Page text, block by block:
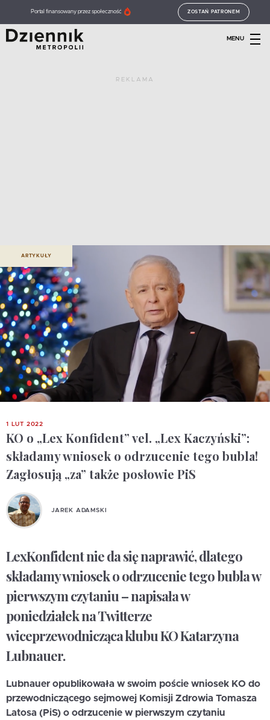
Portal finansowany przez społeczność ZOSTAŃ PATRONEM
MENU
REKLAMA
ARTYKUŁY
1 LUT 2022
KO o „Lex Konfident” vel. „Lex Kaczyński”:
składamy wniosek o odrzucenie tego bubla!
Zagłosują „za” także posłowie PiS
JAREK ADAMSKI
LexKonfident nie da się naprawić, dlatego
składamy wniosek o odrzucenie tego bubla w
pierwszym czytaniu – napisała w
poniedziałek na Twitterze
wiceprzewodnicząca klubu KO Katarzyna
Lubnauer.
Lubnauer opublikowała w swoim poście wniosek KO do
przewodniczącego sejmowej Komisji Zdrowia Tomasza
Latosa (PiS) o odrzucenie w pierwszym czytaniu